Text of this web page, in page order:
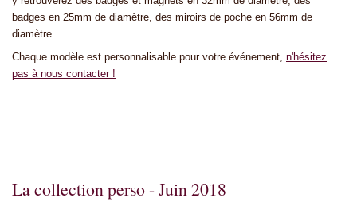
badges en 25mm de diamètre, des miroirs de poche en 56mm de
diamètre.
Chaque modèle est personnalisable pour votre événement, n'hésitez
pas à nous contacter !
La collection perso - Juin 2018